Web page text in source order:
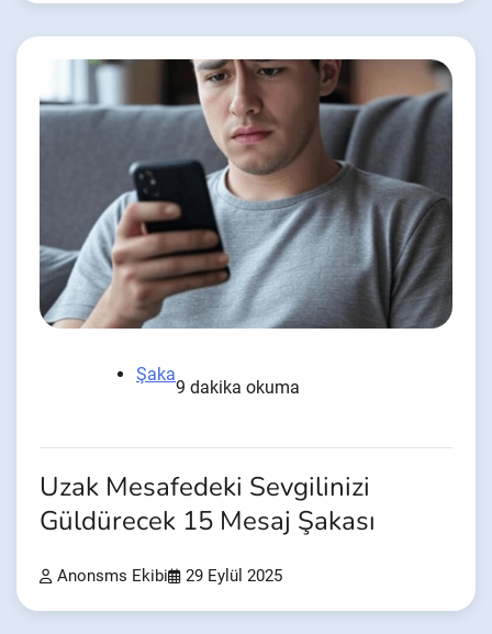
Şaka
9 dakika okuma
Uzak Mesafedeki Sevgilinizi
Güldürecek 15 Mesaj Şakası
Anonsms Ekibi 29 Eylül 2025